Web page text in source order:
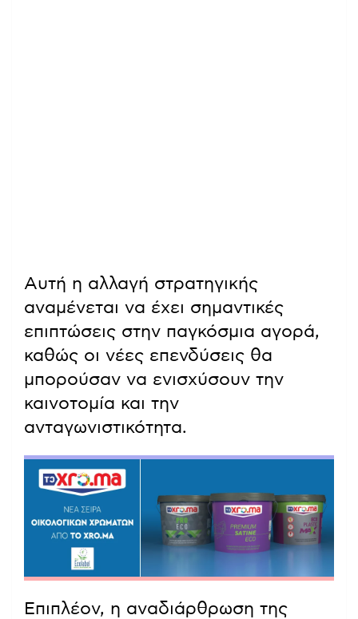
Αυτή η αλλαγή στρατηγικής
αναμένεται να έχει σημαντικές
επιπτώσεις στην παγκόσμια αγορά,
καθώς οι νέες επενδύσεις θα
μπορούσαν να ενισχύσουν την
καινοτομία και την
ανταγωνιστικότητα.
Επιπλέον, η αναδιάρθρωση της